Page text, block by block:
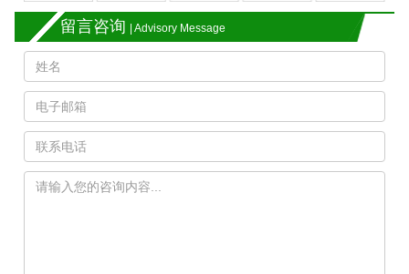
留言咨询 | Advisory Message